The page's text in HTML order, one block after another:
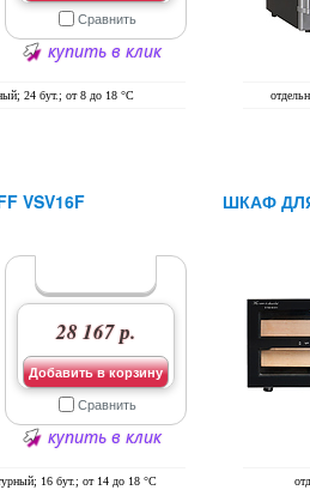
24 бут.; от 8 до 18 °C
Сравнить
купить в клик
VSV16F
16 бут.; от 14 до 18 °C
28 167 р.
Добавить в корзину
Сравнить
купить в клик
ШКАФ